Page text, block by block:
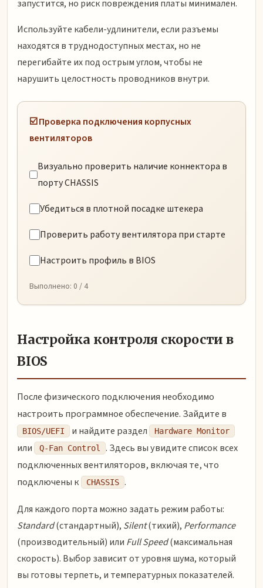
запустится, но риск повреждения платы минимален.
Используйте кабели-удлинители, если разъемы
находятся в труднодоступных местах, но не
перегибайте их под острым углом, чтобы не
нарушить целостность проводников внутри.
☑️ Проверка подключения корпусных
вентиляторов
Визуально проверить наличие коннектора в
порту CHASSIS
Убедиться в плотной посадке штекера
Проверить работу вентилятора при старте
Настроить профиль в BIOS
Выполнено: 0 / 4
Настройка контроля скорости в
BIOS
После физического подключения необходимо
настроить программное обеспечение. Зайдите в
BIOS/UEFI и найдите раздел Hardware Monitor
или Q-Fan Control
. Здесь вы увидите список всех
подключенных вентиляторов, включая те, что
подключены к
CHASSIS .
Для каждого порта можно задать режим работы:
Standard(стандартный), Silent(тихий), Performance
(производительный) или Full Speed(максимальная
скорость). Выбор зависит от уровня шума, который
вы готовы терпеть, и температурных показателей.